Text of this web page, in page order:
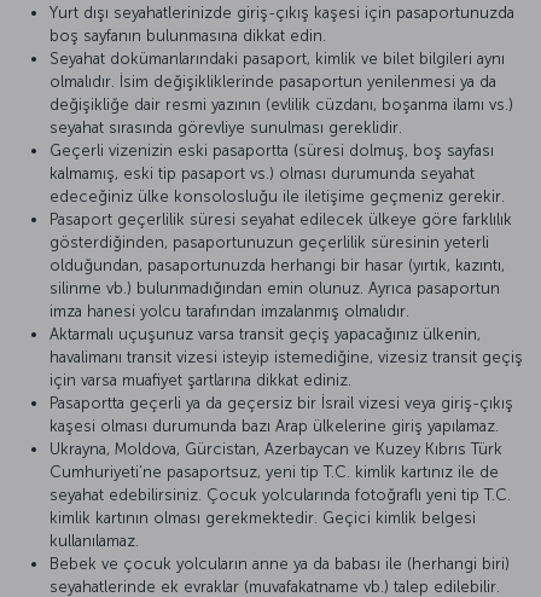
Yurt dışı seyahatlerinizde giriş-çıkış kaşesi için pasaportunuzda
boş sayfanın bulunmasına dikkat edin.
Seyahat dokümanlarındaki pasaport, kimlik ve bilet bilgileri aynı
olmalıdır. İsim değişikliklerinde pasaportun yenilenmesi ya da
değişikliğe dair resmi yazının (evlilik cüzdanı, boşanma ilamı vs.)
seyahat sırasında görevliye sunulması gereklidir.
Geçerli vizenizin eski pasaportta (süresi dolmuş, boş sayfası
kalmamış, eski tip pasaport vs.) olması durumunda seyahat
edeceğiniz ülke konsolosluğu ile iletişime geçmeniz gerekir.
Pasaport geçerlilik süresi seyahat edilecek ülkeye göre farklılık
gösterdiğinden, pasaportunuzun geçerlilik süresinin yeterli
olduğundan, pasaportunuzda herhangi bir hasar (yırtık, kazıntı,
silinme vb.) bulunmadığından emin olunuz. Ayrıca pasaportun
imza hanesi yolcu tarafından imzalanmış olmalıdır.
Aktarmalı uçuşunuz varsa transit geçiş yapacağınız ülkenin,
havalimanı transit vizesi isteyip istemediğine, vizesiz transit geçiş
için varsa muafiyet şartlarına dikkat ediniz.
Pasaportta geçerli ya da geçersiz bir İsrail vizesi veya giriş-çıkış
kaşesi olması durumunda bazı Arap ülkelerine giriş yapılamaz.
Ukrayna, Moldova, Gürcistan, Azerbaycan ve Kuzey Kıbrıs Türk
Cumhuriyeti’ne pasaportsuz, yeni tip T.C. kimlik kartınız ile de
seyahat edebilirsiniz. Çocuk yolcularında fotoğraflı yeni tip T.C.
kimlik kartının olması gerekmektedir. Geçici kimlik belgesi
kullanılamaz.
Bebek ve çocuk yolcuların anne ya da babası ile (herhangi biri)
seyahatlerinde ek evraklar (muvafakatname vb.) talep edilebilir.